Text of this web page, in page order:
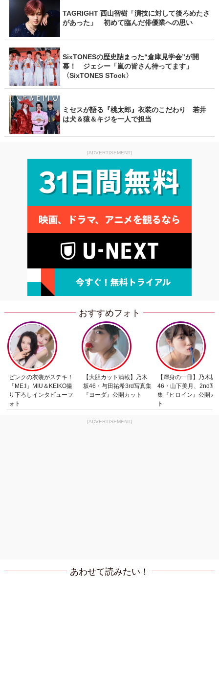
TAGRIGHT 西山智樹「演技に対して後ろめたさ
があった」 初めて臨んだ俳優業への思い
SixTONESの歴史詰まった“倉庫見学会”が開
幕！ ジェシー「嵐の皆さん待ってます」
〈SixTONES STock〉
ミセスが語る『桃太郎』衣装のこだわり 若井
は犬＆猿＆キジを一人で担当
[ADVERTISEMENT]
おすすめフォト
ピンクの衣装がステキ！
「ME:I」MIU＆KEIKO撮
り下ろしインタビューフ
ォト
【大胆カット満載】乃木
坂46・与田祐希3rd写真集
『ヨーダ』公開カット
【渾身の一冊】乃木坂
46・山下美月、2nd写
集『ヒロイン』公開カ
ト
[ADVERTISEMENT]
あわせて読みたい！